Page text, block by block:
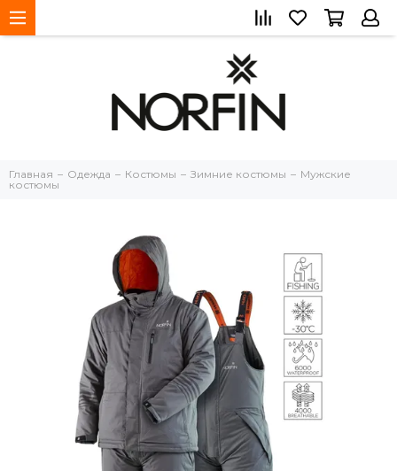
Главная Одежда Костюмы Зимние костюмы
Мужские
костюмы